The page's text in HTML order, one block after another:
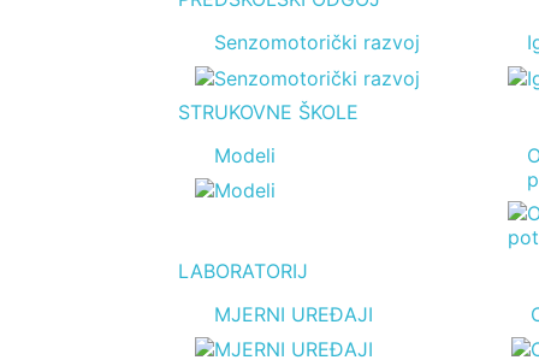
Senzomotorički razvoj
STRUKOVNE ŠKOLE
Modeli
LABORATORIJ
MJERNI UREĐAJI